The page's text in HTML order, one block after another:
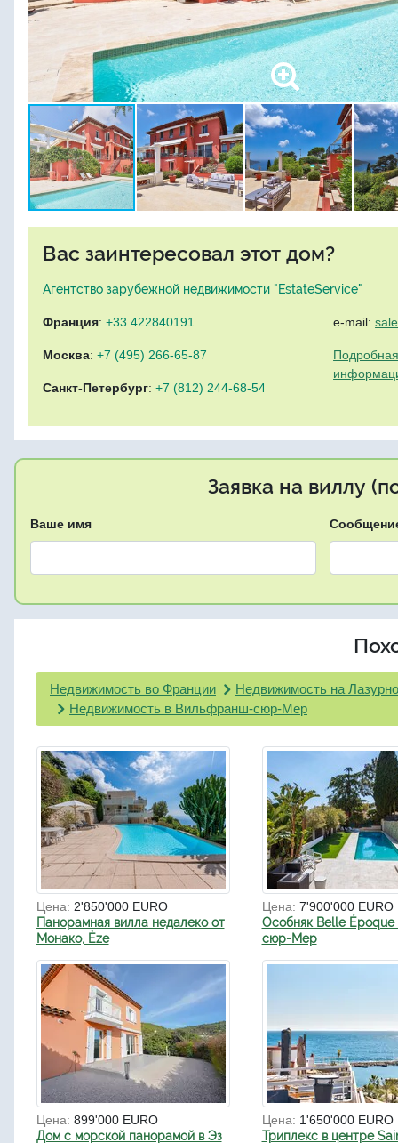
Вас заинтересовал этот дом?
Агентство зарубежной недвижимости "EstateService"
Франция: +33 422840191
Москва: +7 (495) 266-65-87
Санкт-Петербург: +7 (812) 244-68-54
e-mail:
Заявка на виллу
Ваше имя
Недвижимость во Франции
Недвижимость на
Недвижимость в Вильфранш-сюр-Мер
Цена: 2'850'000 EURO
Панорамная вилла недалеко от
Монако, Èze
Цена: 7'900'000 EURO
Особняк Belle Époque
сюр-Мер
Цена: 899'000 EURO
Дом с морской панорамой в Эз
Цена: 1'650'000 EURO
Триплекс в центре